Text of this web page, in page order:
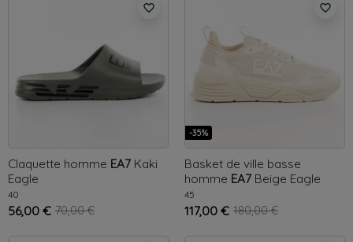
favorite_border
Claquette homme EA7 Kaki
Eagle
40
56,00 € 70,00 €
favorite_border
-35%
Basket de ville basse
homme EA7 Beige Eagle
45
117,00 € 180,00 €